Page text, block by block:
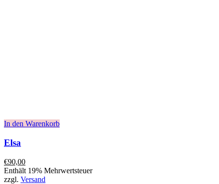
In den Warenkorb
Elsa
€90,00
Enthält 19% Mehrwertsteuer
zzgl. Versand